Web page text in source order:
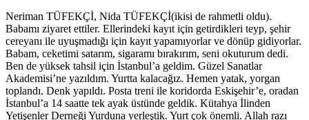
Neriman TÜFEKÇİ, Nida TÜFEKÇİ(ikisi de rahmetli oldu).
Babamı ziyaret ettiler. Ellerindeki kayıt için getirdikleri teyp, şehir
cereyanı ile uyuşmadığı için kayıt yapamıyorlar ve dönüp gidiyorlar.
Babam, ceketimi satarım, sigaramı bırakırım, seni okuturum dedi.
Ben de yüksek tahsil için İstanbul’a geldim. Güzel Sanatlar
Akademisi’ne yazıldım. Yurtta kalacağız. Hemen yatak, yorgan
toplandı. Denk yapıldı. Posta treni ile koridorda Eskişehir’e, oradan
İstanbul’a 14 saatte tek ayak üstünde geldik. Kütahya İlinden
Yetişenler Derneği Yurduna yerleştik. Yurt çok önemli. Allah razı